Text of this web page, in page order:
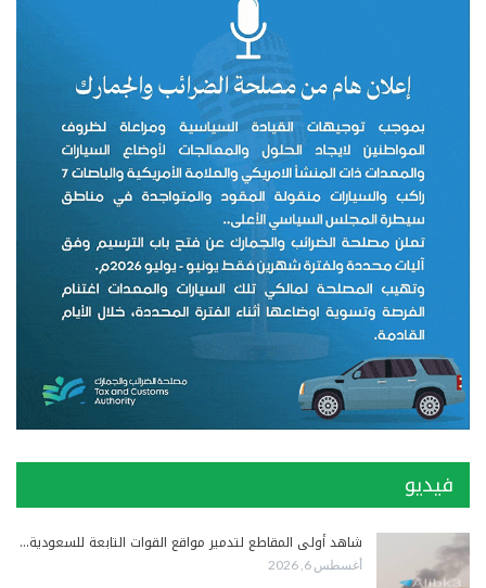
فيديو
شاهد أولى المقاطع لتدمير مواقع القوات التابعة للسعودية…
أغسطس 6, 2026